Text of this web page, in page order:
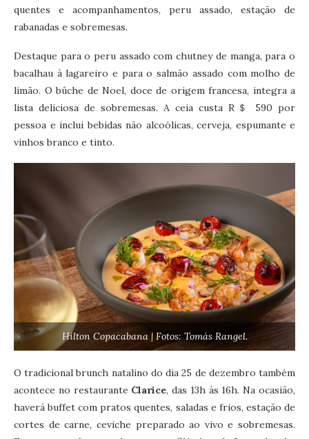
quentes e acompanhamentos, peru assado, estação de
rabanadas e sobremesas.
Destaque para o peru assado com chutney de manga, para o
bacalhau à lagareiro e para o salmão assado com molho de
limão. O bûche de Noel, doce de origem francesa, integra a
lista deliciosa de sobremesas. A ceia custa R＄ 590 por
pessoa e inclui bebidas não alcoólicas, cerveja, espumante e
vinhos branco e tinto.
Hilton Copacabana | Fotos: Tomás Rangel.
O tradicional brunch natalino do dia 25 de dezembro também
acontece no restaurante Clarice, das 13h às 16h. Na ocasião,
haverá buffet com pratos quentes, saladas e frios, estação de
cortes de carne, ceviche preparado ao vivo e sobremesas.